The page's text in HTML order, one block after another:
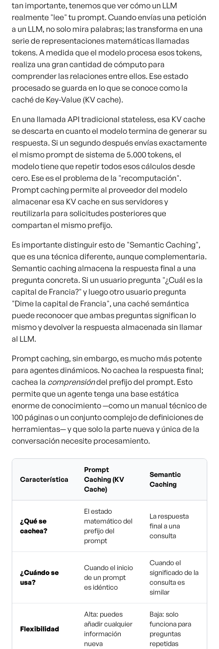
tan importante, tenemos que ver cómo un LLM
realmente "lee" tu prompt. Cuando envías una petición
a un LLM, no solo mira palabras; las transforma en una
serie de representaciones matemáticas llamadas
tokens. A medida que el modelo procesa esos tokens,
realiza una gran cantidad de cómputo para
comprender las relaciones entre ellos. Ese estado
procesado se guarda en lo que se conoce como la
caché de Key-Value (KV cache).
En una llamada API tradicional stateless, esa KV cache
se descarta en cuanto el modelo termina de generar su
respuesta. Si un segundo después envías exactamente
el mismo prompt de sistema de 5.000 tokens, el
modelo tiene que repetir todos esos cálculos desde
cero. Ese es el problema de la "recomputación".
Prompt caching permite al proveedor del modelo
almacenar esa KV cache en sus servidores y
reutilizarla para solicitudes posteriores que
compartan el mismo prefijo.
Es importante distinguir esto de "Semantic Caching",
que es una técnica diferente, aunque complementaria.
Semantic caching almacena la respuesta final a una
pregunta concreta. Si un usuario pregunta "¿Cuál es la
capital de Francia?" y luego otro usuario pregunta
"Dime la capital de Francia", una caché semántica
puede reconocer que ambas preguntas significan lo
mismo y devolver la respuesta almacenada sin llamar
al LLM.
Prompt caching, sin embargo, es mucho más potente
para agentes dinámicos. No cachea la respuesta final;
cachea la comprensióndel prefijo del prompt. Esto
permite que un agente tenga una base estática
enorme de conocimiento —como un manual técnico de
100 páginas o un conjunto complejo de definiciones de
herramientas— y que solo la parte nueva y única de la
conversación necesite procesamiento.
Característica
Prompt
Caching (KV
Cache)
Semantic
Caching
¿Qué se
cachea?
El estado
matemático del
prefijo del
prompt
La respuesta
final a una
consulta
¿Cuándo se
usa?
Cuando el inicio
de un prompt
es idéntico
Cuando el
significado de la
consulta es
similar
Flexibilidad
Alta: puedes
añadir cualquier
información
nueva
Baja: solo
funciona para
preguntas
repetidas